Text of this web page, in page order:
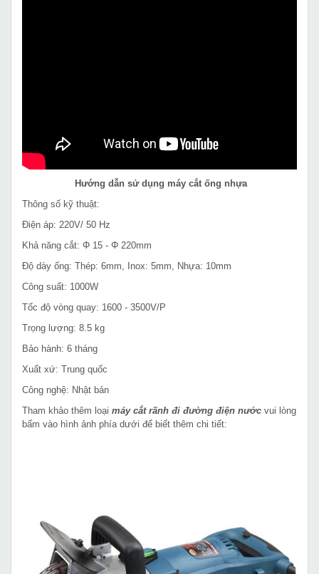
Hướng dẫn sử dụng máy cắt ống nhựa
Thông số kỹ thuật:
Điện áp: 220V/ 50 Hz
Khả năng cắt: Φ 15 - Φ 220mm
Độ dày ống: Thép: 6mm, Inox: 5mm, Nhựa: 10mm
Công suất: 1000W
Tốc độ vòng quay: 1600 - 3500V/P
Trọng lượng: 8.5 kg
Bảo hành: 6 tháng
Xuất xứ: Trung quốc
Công nghệ: Nhật bản
Tham khảo thêm loại máy cắt rãnh đi đường điện nước vui lòng
bấm vào hình ảnh phía dưới để biết thêm chi tiết: